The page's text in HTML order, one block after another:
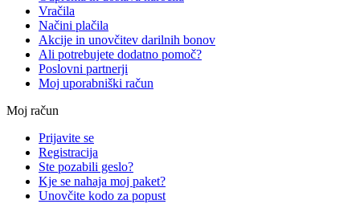
Vračila
Načini plačila
Akcije in unovčitev darilnih bonov
Ali potrebujete dodatno pomoč?
Poslovni partnerji
Moj uporabniški račun
Moj račun
Prijavite se
Registracija
Ste pozabili geslo?
Kje se nahaja moj paket?
Unovčite kodo za popust